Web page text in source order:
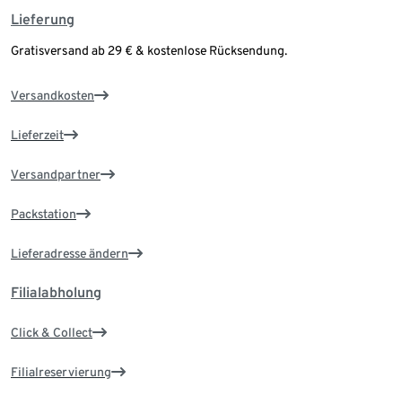
Lieferung
Gratisversand ab 29 € & kostenlose Rücksendung.
Versandkosten
Lieferzeit
Versandpartner
Packstation
Lieferadresse ändern
Filialabholung
Click & Collect
Filialreservierung